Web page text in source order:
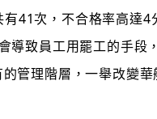
41次，不合格率高達
致員工用罷工的手
管理階層，一舉改變華